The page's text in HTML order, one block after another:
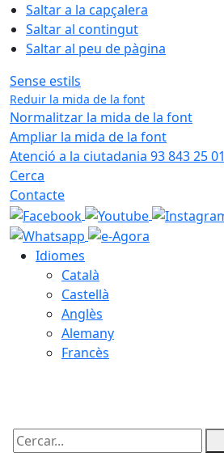
Saltar a la capçalera
Saltar al contingut
Saltar al peu de pàgina
Sense estils
Reduir la mida de la font
Normalitzar la mida de la font
Ampliar la mida de la font
Atenció a la ciutadania 93 843 25 01
Cerca
Contacte
Idiomes
Català
Castellà
Anglès
Alemany
Francès
Cercar: